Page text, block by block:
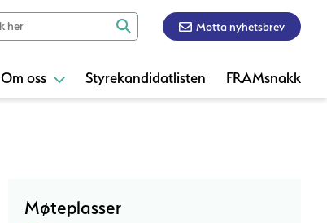
Motta nyhetsbrev
Om oss Styrekandidatlisten FRAMsnakk
Møteplasser